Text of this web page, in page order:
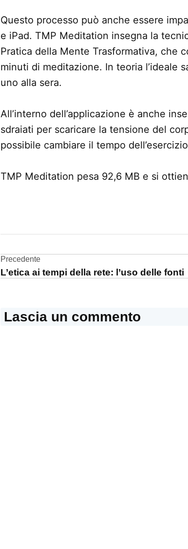
Questo processo può anche essere
e iPad. TMP Meditation insegna la
Pratica della Mente Trasformativa, che
minuti di meditazione. In teoria l’ideale
uno alla sera.
All’interno dell’applicazione è anche
sdraiati per scaricare la tensione del
possibile cambiare il tempo
TMP Meditation pesa 92,6 MB e si
Store
App
Navigazione
Precedente
L’etica ai tempi della rete: l’uso delle fonti
Lascia un commento